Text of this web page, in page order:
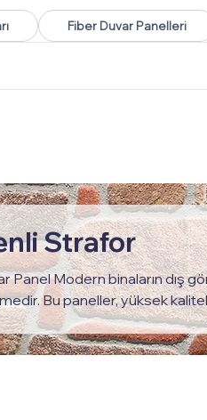
Fiber Duvar Panelleri
Strafor
Panel Modern binaların dış
Bu paneller, yüksek
estetik bir görünüm elde
de ön plana çıkar.
de düşürür.